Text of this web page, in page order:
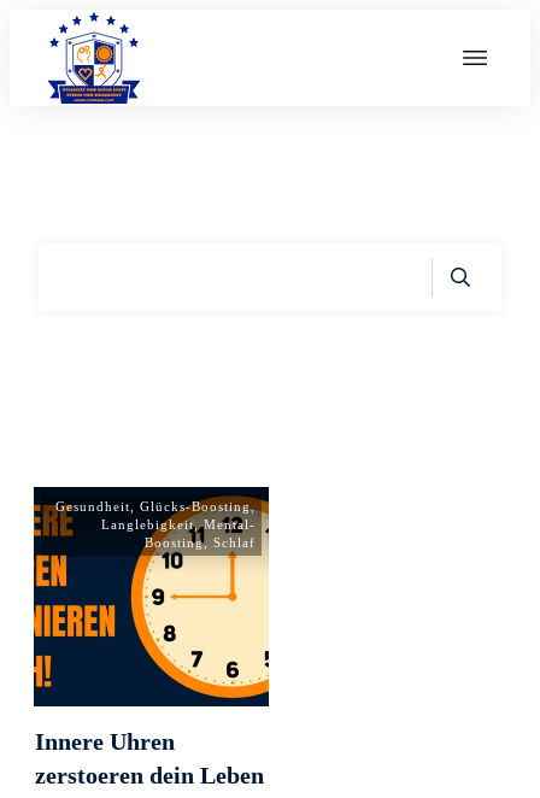
Gesundheit Glücks-Boosting,
Langlebigkeit,Mental-
Boosting, Schlaf
Innere Uhren
zerstoeren dein Leben